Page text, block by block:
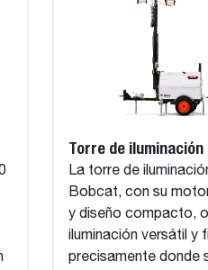
Torre de iluminación
La torre de
Bobcat, con su
y diseño compacto,
iluminación versátil y
precisamente donde